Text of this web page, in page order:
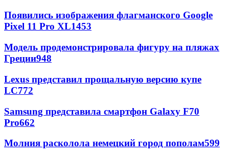
Появились изображения флагманского Google
Pixel 11 Pro XL1453
Модель продемонстрировала фигуру на пляжах
Греции948
Lexus представил прощальную версию купе
LC772
Samsung представила смартфон Galaxy F70
Pro662
Молния расколола немецкий город пополам599